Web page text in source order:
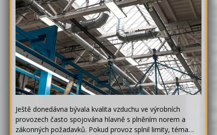
Ještě donedávna bývala kvalita vzduchu ve výrobních
provozech často spojována hlavně s plněním norem a
zákonných požadavků. Pokud provoz splnil limity, téma…